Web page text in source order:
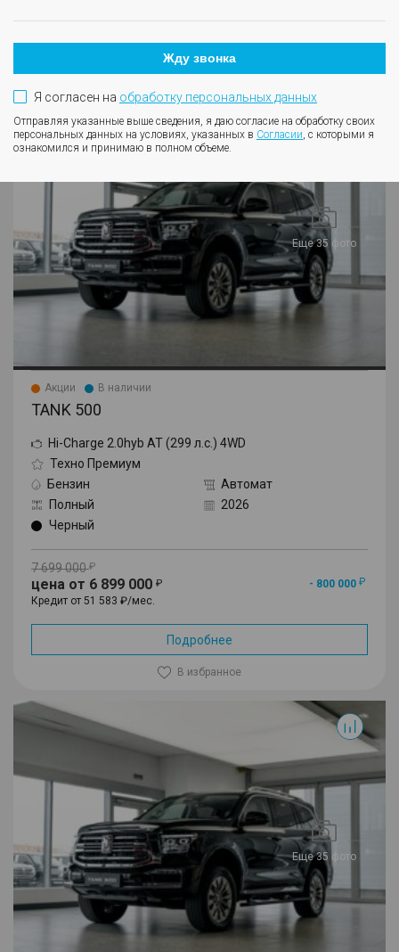
Подробнее
В избранное
Еще 35 фото
500
Акции В наличии
TANK 500
Hi-Charge 2.0hyb AT (299 л.с.) 4WD
Техно Премиум
Бензин
Автомат
Полный
2026
Черный
7 699 000
цена от 6 899 000
- 800 000
Кредит от 51 583 ₽/мес.
Подробнее
В избранное
Еще 35 фото
500
Жду звонка
Я согласен на обработку персональных данных
Отправляя указанные выше сведения, я даю согласие на обработку своих
персональных данных на условиях, указанных в Согласии , с которыми я
ознакомился и принимаю в полном объеме.